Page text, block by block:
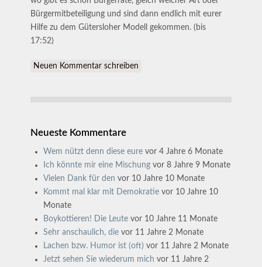
Bürgermitbeteiligung und sind dann endlich mit eurer
Hilfe zu dem Gütersloher Modell gekommen. (bis
17:52)
Neuen Kommentar schreiben
Neueste Kommentare
Wem nützt denn diese eure vor 4 Jahre 6 Monate
Ich könnte mir eine Mischung vor 8 Jahre 9 Monate
Vielen Dank für den vor 10 Jahre 10 Monate
Kommt mal klar mit Demokratie vor 10 Jahre 10
Monate
Boykottieren! Die Leute vor 10 Jahre 11 Monate
Sehr anschaulich, die vor 11 Jahre 2 Monate
Lachen bzw. Humor ist (oft) vor 11 Jahre 2 Monate
Jetzt sehen Sie wiederum mich vor 11 Jahre 2